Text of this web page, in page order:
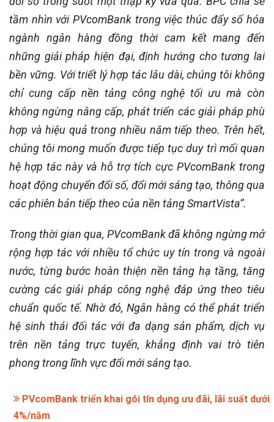
tầm nhìn với PVcomBank trong việc thúc đẩy số hóa
ngành ngân hàng đồng thời cam kết mang đến
những giải pháp hiện đại, định hướng cho tương lai
bền vững. Với triết lý hợp tác lâu dài, chúng tôi không
chỉ cung cấp nền tảng công nghệ tối ưu mà còn
không ngừng nâng cấp, phát triển các giải pháp phù
hợp và hiệu quả trong nhiều năm tiếp theo. Trên hết,
chúng tôi mong muốn được tiếp tục duy trì mối quan
hệ hợp tác này và hỗ trợ tích cực PVcomBank trong
hoạt động chuyển đổi số, đổi mới sáng tạo, thông qua
các phiên bản tiếp theo của nền tảng SmartVista”.
Trong thời gian qua, PVcomBank đã không ngừng mở
rộng hợp tác với nhiều tổ chức uy tín trong và ngoài
nước, từng bước hoàn thiện nền tảng hạ tầng, tăng
cường các giải pháp công nghệ đáp ứng theo tiêu
chuẩn quốc tế. Nhờ đó, Ngân hàng có thể phát triển
hệ sinh thái đối tác với đa dạng sản phẩm, dịch vụ
trên nền tảng trực tuyến, khẳng định vai trò tiên
phong trong lĩnh vực đổi mới sáng tạo.
PVcomBank triển khai gói tín dụng ưu đãi, lãi suất dưới
4%/năm